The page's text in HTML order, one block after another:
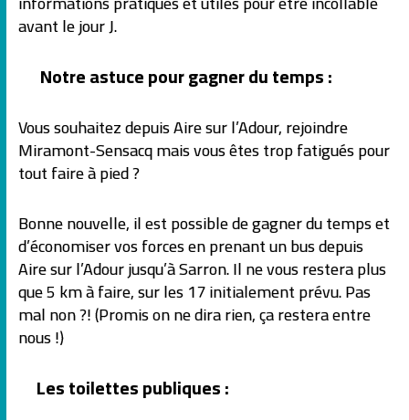
avant le jour J.
Notre astuce pour gagner du temps :
Vous souhaitez depuis Aire sur l’Adour, rejoindre
Miramont-Sensacq mais vous êtes trop fatigués pour
tout faire à pied ?
Bonne nouvelle, il est possible de gagner du temps et
d’économiser vos forces en prenant un bus depuis
Aire sur l’Adour jusqu’à Sarron. Il ne vous restera plus
que 5 km à faire, sur les 17 initialement prévu. Pas
mal non ?! (Promis on ne dira rien, ça restera entre
nous !)
Les toilettes publiques :